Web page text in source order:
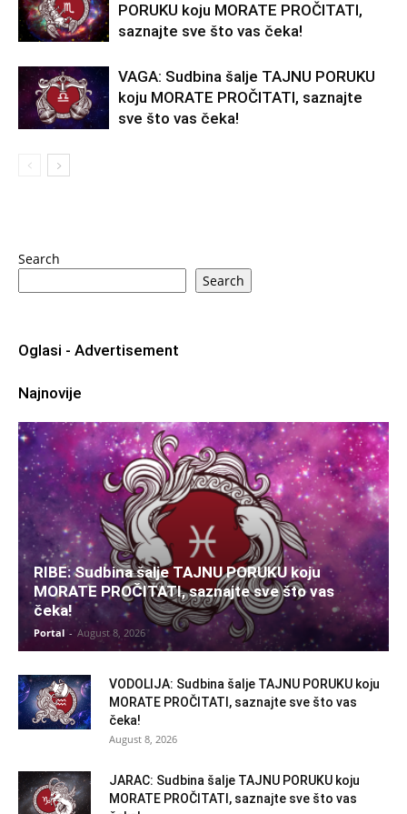
PORUKU koju MORATE PROČITATI,
saznajte sve što vas čeka!
VAGA: Sudbina šalje TAJNU PORUKU
koju MORATE PROČITATI, saznajte
sve što vas čeka!
Search
Search
Oglasi - Advertisement
Najnovije
RIBE: Sudbina šalje TAJNU PORUKU koju
MORATE PROČITATI, saznajte sve što vas
čeka!
Portal - August 8, 2026
VODOLIJA: Sudbina šalje TAJNU PORUKU koju
MORATE PROČITATI, saznajte sve što vas
čeka!
August 8, 2026
JARAC: Sudbina šalje TAJNU PORUKU koju
MORATE PROČITATI, saznajte sve što vas